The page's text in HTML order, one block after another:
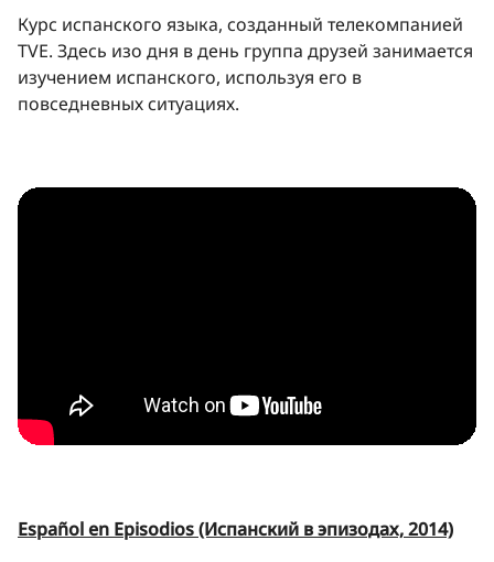
Курс испанского языка, созданный телекомпанией
TVE. Здесь изо дня в день группа друзей занимается
изучением испанского, используя его в
повседневных ситуациях.
Español en Episodios (Испанский в эпизодах, 2014)